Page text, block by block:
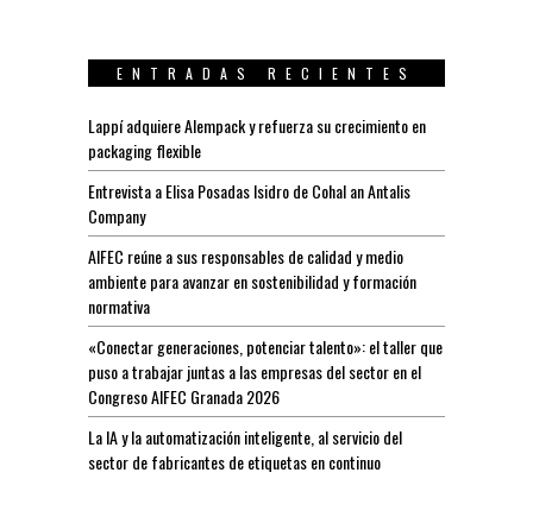
ENTRADAS RECIENTES
Lappí adquiere Alempack y refuerza su crecimiento en
packaging flexible
Entrevista a Elisa Posadas Isidro de Cohal an Antalis
Company
AIFEC reúne a sus responsables de calidad y medio
ambiente para avanzar en sostenibilidad y formación
normativa
«Conectar generaciones, potenciar talento»: el taller que
puso a trabajar juntas a las empresas del sector en el
Congreso AIFEC Granada 2026
La IA y la automatización inteligente, al servicio del
sector de fabricantes de etiquetas en continuo